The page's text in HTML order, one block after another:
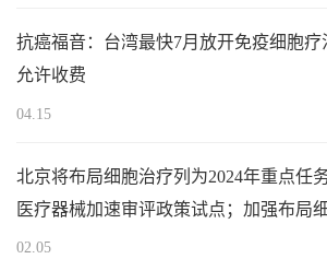
抗癌福音：台湾最快7月放开免疫细胞
允许收费
04.15
北京将布局细胞治疗列为2024年重点任
医疗器械加速审评政策试点；加强布局
02.05